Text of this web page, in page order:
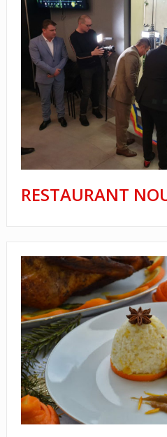
RESTAURANT